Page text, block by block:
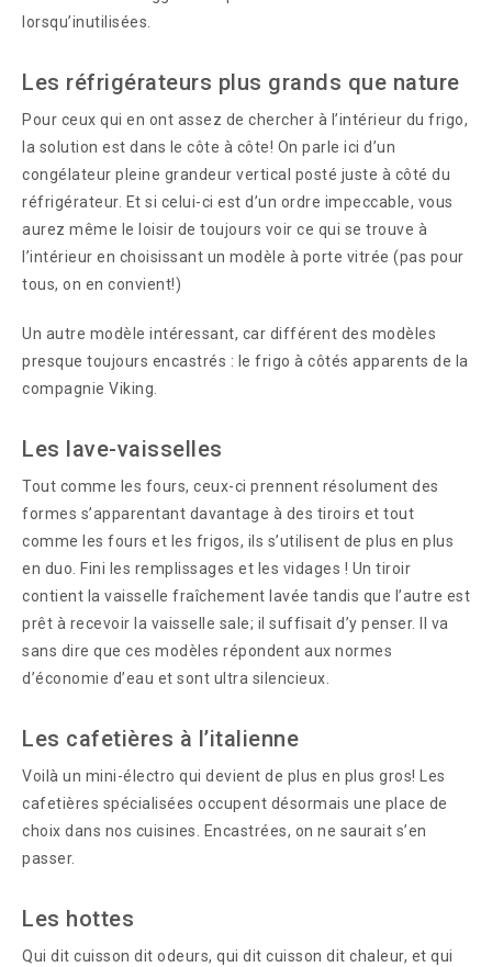
lorsqu’inutilisées.
Les réfrigérateurs plus grands que nature
Pour ceux qui en ont assez de chercher à l’intérieur du frigo,
la solution est dans le côte à côte! On parle ici d’un
congélateur pleine grandeur vertical posté juste à côté du
réfrigérateur. Et si celui-ci est d’un ordre impeccable, vous
aurez même le loisir de toujours voir ce qui se trouve à
l’intérieur en choisissant un modèle à porte vitrée (pas pour
tous, on en convient!)
Un autre modèle intéressant, car différent des modèles
presque toujours encastrés : le frigo à côtés apparents de la
compagnie Viking.
Les lave-vaisselles
Tout comme les fours, ceux-ci prennent résolument des
formes s’apparentant davantage à des tiroirs et tout
comme les fours et les frigos, ils s’utilisent de plus en plus
en duo. Fini les remplissages et les vidages ! Un tiroir
contient la vaisselle fraîchement lavée tandis que l’autre est
prêt à recevoir la vaisselle sale; il suffisait d’y penser. Il va
sans dire que ces modèles répondent aux normes
d’économie d’eau et sont ultra silencieux.
Les cafetières à l’italienne
Voilà un mini-électro qui devient de plus en plus gros! Les
cafetières spécialisées occupent désormais une place de
choix dans nos cuisines. Encastrées, on ne saurait s’en
passer.
Les hottes
Qui dit cuisson dit odeurs, qui dit cuisson dit chaleur, et qui